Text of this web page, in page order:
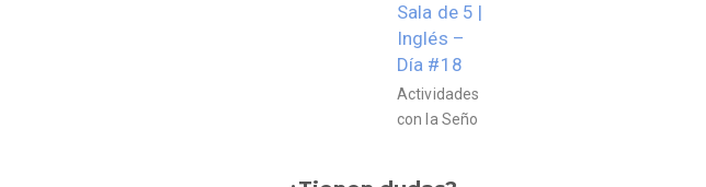
Sala de 5 |
Inglés –
Día #18
Actividades
con la Seño